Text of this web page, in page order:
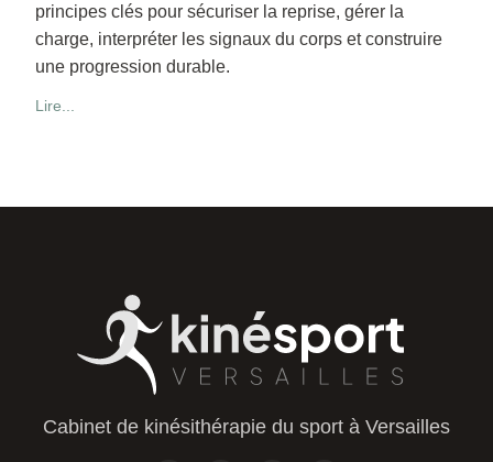
principes clés pour sécuriser la reprise, gérer la
charge, interpréter les signaux du corps et construire
une progression durable.
Lire...
Cabinet de kinésithérapie du sport à Versailles